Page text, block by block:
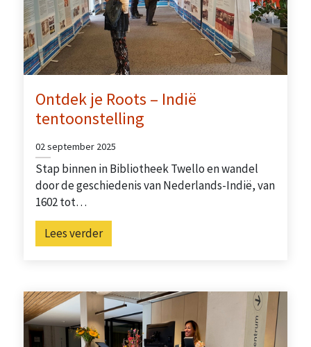
Ontdek je Roots – Indië
tentoonstelling
02 september 2025
Stap binnen in Bibliotheek Twello en wandel
door de geschiedenis van Nederlands-Indië, van
1602 tot…
Lees verder